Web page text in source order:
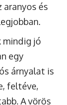
aranyos és
mindig jó
egy
árnyalat is
feltéve,
A vörös